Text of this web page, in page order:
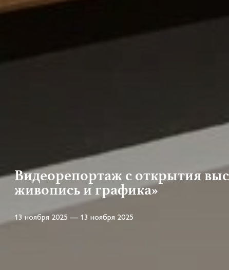
Видеорепортаж с открытия
живопись и графика»
13 ноября 2025 — 13 ноября 2025